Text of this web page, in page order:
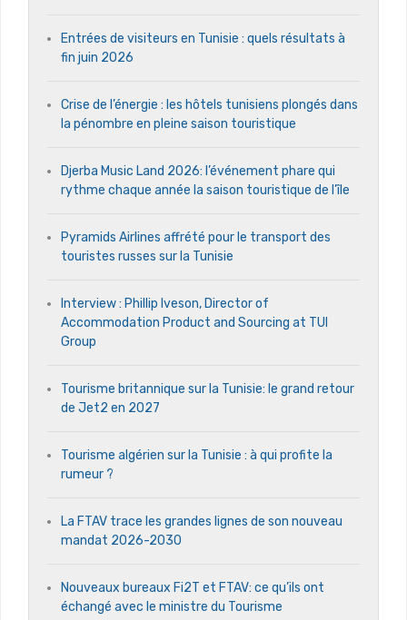
Entrées de visiteurs en Tunisie : quels résultats à
fin juin 2026
Crise de l’énergie : les hôtels tunisiens plongés dans
la pénombre en pleine saison touristique
Djerba Music Land 2026: l’événement phare qui
rythme chaque année la saison touristique de l’île
Pyramids Airlines affrété pour le transport des
touristes russes sur la Tunisie
Interview : Phillip Iveson, Director of
Accommodation Product and Sourcing at TUI
Group
Tourisme britannique sur la Tunisie: le grand retour
de Jet2 en 2027
Tourisme algérien sur la Tunisie : à qui profite la
rumeur ?
La FTAV trace les grandes lignes de son nouveau
mandat 2026-2030
Nouveaux bureaux Fi2T et FTAV: ce qu’ils ont
échangé avec le ministre du Tourisme